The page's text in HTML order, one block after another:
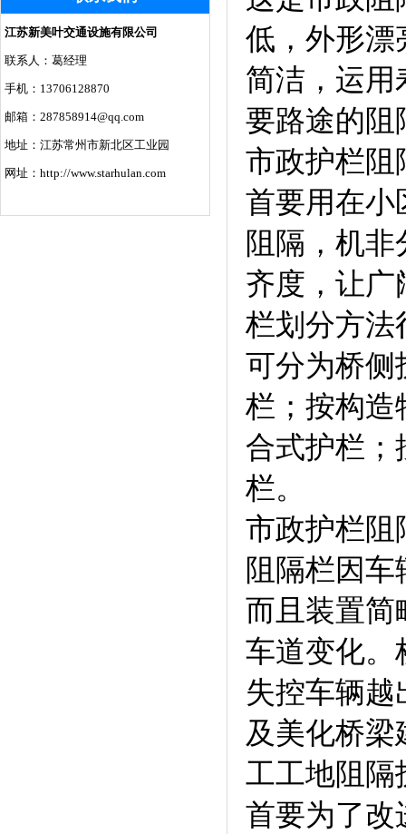
低，外形漂
简洁，运用
要路途的阻
市政护栏阻
首要用在小
阻隔，机
齐度，让广
栏划分方法
可分为桥侧
栏；按构造
合式护栏；
栏。
市政护栏阻
阻隔栏因
而且装置简
车道变化。
失控车辆
及美化桥
工工地阻隔
首要为了改
江苏新美叶交通设施有限公司
联系人：葛经理
手机：13706128870
邮箱：287858914@qq.com
地址：江苏常州市新北区工业园
网址：http://www.starhulan.com